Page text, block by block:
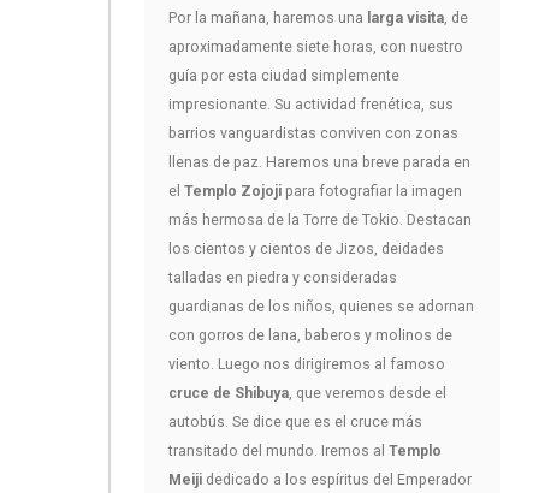
Por la mañana, haremos una larga visita , de
aproximadamente siete horas, con nuestro
guía por esta ciudad simplemente
impresionante. Su actividad frenética, sus
barrios vanguardistas conviven con zonas
llenas de paz. Haremos una breve parada en
el Templo Zojoji para fotografiar la imagen
más hermosa de la Torre de Tokio. Destacan
los cientos y cientos de Jizos, deidades
talladas en piedra y consideradas
guardianas de los niños, quienes se adornan
con gorros de lana, baberos y molinos de
viento. Luego nos dirigiremos al famoso
cruce de Shibuya , que veremos desde el
autobús. Se dice que es el cruce más
transitado del mundo. Iremos al Templo
Meiji dedicado a los espíritus del Emperador